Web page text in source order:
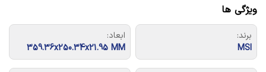
ویژگی ها
برند:
MSI
ابعاد:
359.36x250.34x21.95 MM